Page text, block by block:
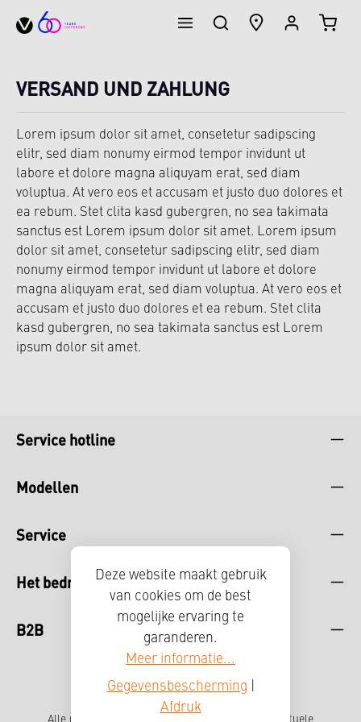
VERSAND UND ZAHLUNG
Lorem ipsum dolor sit amet, consetetur sadipscing
elitr, sed diam nonumy eirmod tempor invidunt ut
labore et dolore magna aliquyam erat, sed diam
voluptua. At vero eos et accusam et justo duo dolores et
ea rebum. Stet clita kasd gubergren, no sea takimata
sanctus est Lorem ipsum dolor sit amet. Lorem ipsum
dolor sit amet, consetetur sadipscing elitr, sed diam
nonumy eirmod tempor invidunt ut labore et dolore
magna aliquyam erat, sed diam voluptua. At vero eos et
accusam et justo duo dolores et ea rebum. Stet clita
kasd gubergren, no sea takimata sanctus est Lorem
ipsum dolor sit amet.
Service hotline
Modellen
Service
Het bedrijf
B2B
Alle prijzen incl. btw plus en eventuele
Deze website maakt gebruik
van cookies om de best
mogelijke ervaring te
garanderen.
Meer informatie...
Gegevensbescherming
Afdruk